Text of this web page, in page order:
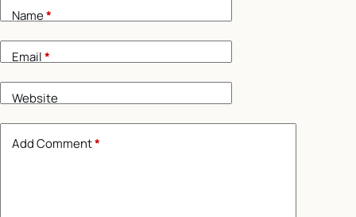
Name*
Email*
Website
Add Comment*